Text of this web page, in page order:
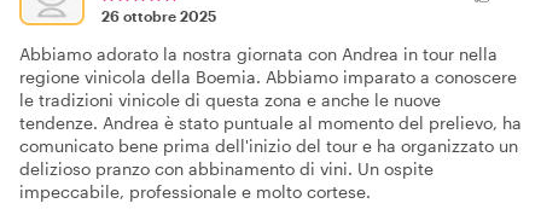
26 ottobre 2025
Abbiamo adorato la nostra giornata con Andrea in tour nella
regione vinicola della Boemia. Abbiamo imparato a conoscere
le tradizioni vinicole di questa zona e anche le nuove
tendenze. Andrea è stato puntuale al momento del prelievo, ha
comunicato bene prima dell'inizio del tour e ha organizzato un
delizioso pranzo con abbinamento di vini. Un ospite
impeccabile, professionale e molto cortese.